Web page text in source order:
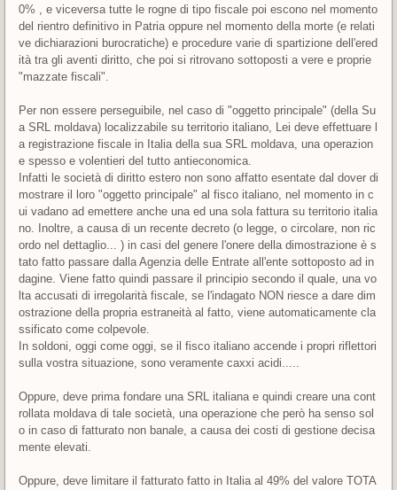
0% , e viceversa tutte le rogne di tipo fiscale poi escono nel momento
del rientro definitivo in Patria oppure nel momento della morte (e relati
ve dichiarazioni burocratiche) e procedure varie di spartizione dell'ered
ità tra gli aventi diritto, che poi si ritrovano sottoposti a vere e proprie
"mazzate fiscali".
Per non essere perseguibile, nel caso di "oggetto principale" (della Su
a SRL moldava) localizzabile su territorio italiano, Lei deve effettuare l
a registrazione fiscale in Italia della sua SRL moldava, una operazion
e spesso e volentieri del tutto antieconomica.
Infatti le società di diritto estero non sono affatto esentate dal dover di
mostrare il loro "oggetto principale" al fisco italiano, nel momento in c
ui vadano ad emettere anche una ed una sola fattura su territorio italia
no. Inoltre, a causa di un recente decreto (o legge, o circolare, non ric
ordo nel dettaglio... ) in casi del genere l'onere della dimostrazione è s
tato fatto passare dalla Agenzia delle Entrate all'ente sottoposto ad in
dagine. Viene fatto quindi passare il principio secondo il quale, una vo
lta accusati di irregolarità fiscale, se l'indagato NON riesce a dare dim
ostrazione della propria estraneità al fatto, viene automaticamente cla
ssificato come colpevole.
In soldoni, oggi come oggi, se il fisco italiano accende i propri riflettori
sulla vostra situazione, sono veramente caxxi acidi.....
Oppure, deve prima fondare una SRL italiana e quindi creare una cont
rollata moldava di tale società, una operazione che però ha senso sol
o in caso di fatturato non banale, a causa dei costi di gestione decisa
mente elevati.
Oppure, deve limitare il fatturato fatto in Italia al 49% del valore TOTA